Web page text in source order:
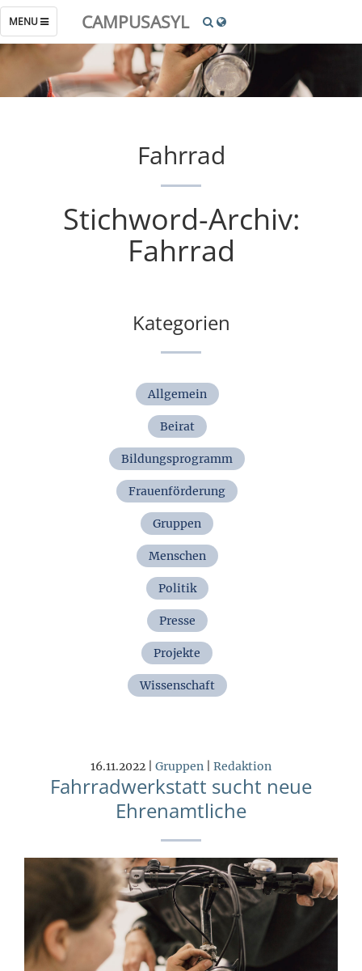
TOGGLE
NAVIGATION
MENU CAMPUSASYL
Fahrrad
Stichword-Archiv:
Fahrrad
Kategorien
Allgemein
Beirat
Bildungsprogramm
Frauenförderung
Gruppen
Menschen
Politik
Presse
Projekte
Wissenschaft
16.11.2022 | Gruppen Redaktion
Fahrradwerkstatt sucht neue
Ehrenamtliche